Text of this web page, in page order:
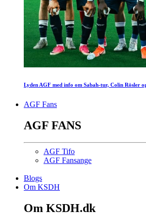
Lyden AGF med info om Sabah-tur, Colin Rösler
AGF Fans
AGF FANS
AGF Tifo
AGF Fansange
Blogs
Om KSDH
Om KSDH.dk